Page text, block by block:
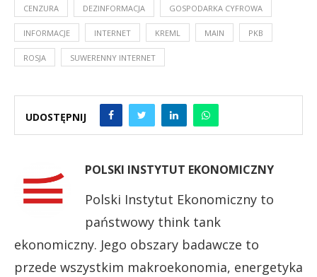
CENZURA DEZINFORMACJA GOSPODARKA CYFROWA
INFORMACJE INTERNET KREML MAIN PKB
ROSJA SUWERENNY INTERNET
UDOSTĘPNIJ
POLSKI INSTYTUT EKONOMICZNY
Polski Instytut Ekonomiczny to
państwowy think tank
ekonomiczny. Jego obszary badawcze to
przede wszystkim makroekonomia, energetyka